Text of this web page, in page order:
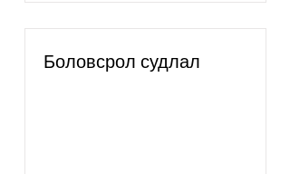
Боловсрол судлал